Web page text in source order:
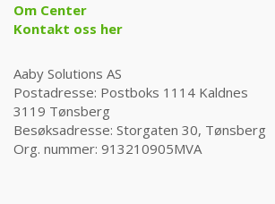
Om Center
Kontakt oss her
Aaby Solutions AS
Postadresse: Postboks 1114 Kaldnes
3119 Tønsberg
Besøksadresse: Storgaten 30, Tønsberg
Org. nummer: 913210905MVA